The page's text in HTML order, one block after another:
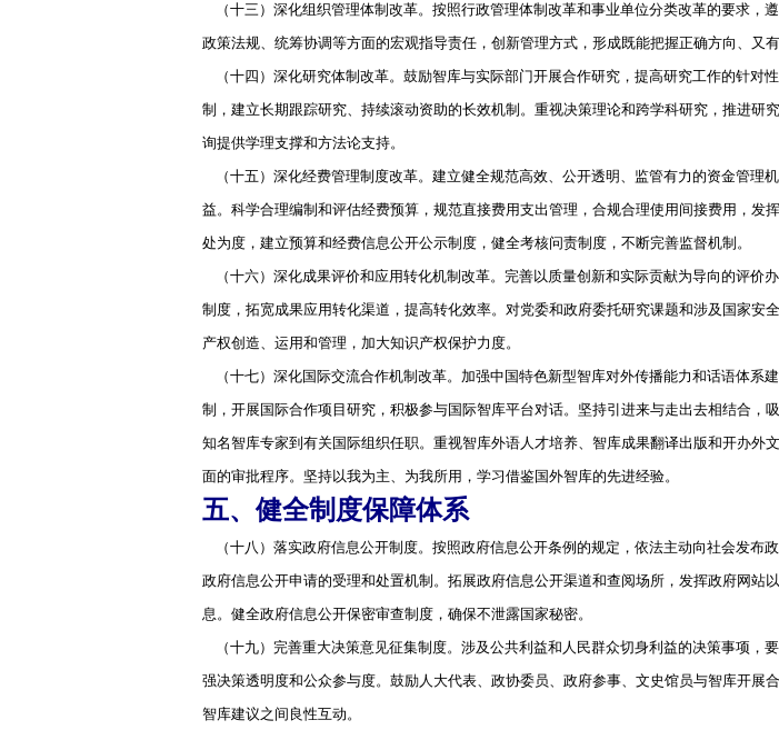
（十三）深化组织管理体制改革。按照行政管理体制改革和事业单位分类改革的要求，
政策法规、统筹协调等方面的宏观指导责任，创新管理方式，形成既能把握正确方向、又
（十四）深化研究体制改革。鼓励智库与实际部门开展合作研究，提高研究工作的针对
制，建立长期跟踪研究、持续滚动资助的长效机制。重视决策理论和跨学科研究，推进
询提供学理支撑和方法论支持。
（十五）深化经费管理制度改革。建立健全规范高效、公开透明、监管有力的资金管理
益。科学合理编制和评估经费预算，规范直接费用支出管理，合规合理使用间接费用，
处为度，建立预算和经费信息公开公示制度，健全考核问责制度，不断完善监督机制。
（十六）深化成果评价和应用转化机制改革。完善以质量创新和实际贡献为导向的评价
制度，拓宽成果应用转化渠道，提高转化效率。对党委和政府委托研究课题和涉及国家
产权创造、运用和管理，加大知识产权保护力度。
（十七）深化国际交流合作机制改革。加强中国特色新型智库对外传播能力和话语体系
制，开展国际合作项目研究，积极参与国际智库平台对话。坚持引进来与走出去相结合
知名智库专家到有关国际组织任职。重视智库外语人才培养、智库成果翻译出版和开办
面的审批程序。坚持以我为主、为我所用，学习借鉴国外智库的先进经验。
五、健全制度保障体系
（十八）落实政府信息公开制度。按照政府信息公开条例的规定，依法主动向社会发布
政府信息公开申请的受理和处置机制。拓展政府信息公开渠道和查阅场所，发挥政府网
息。健全政府信息公开保密审查制度，确保不泄露国家秘密。
（十九）完善重大决策意见征集制度。涉及公共利益和人民群众切身利益的决策事项，
强决策透明度和公众参与度。鼓励人大代表、政协委员、政府参事、文史馆员与智库开
智库建议之间良性互动。